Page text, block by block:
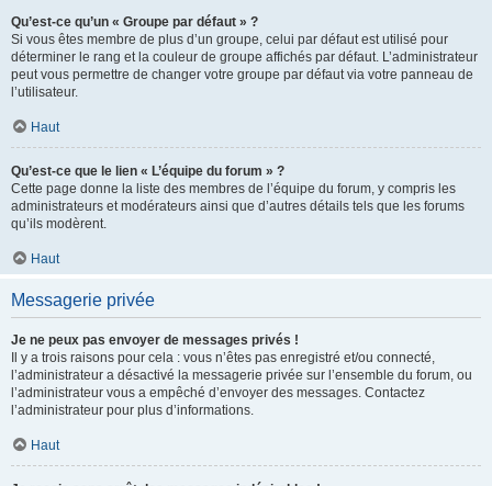
Qu’est-ce qu’un « Groupe par défaut » ?
Si vous êtes membre de plus d’un groupe, celui par défaut est utilisé pour
déterminer le rang et la couleur de groupe affichés par défaut. L’administrateur
peut vous permettre de changer votre groupe par défaut via votre panneau de
l’utilisateur.
Haut
Qu’est-ce que le lien « L’équipe du forum » ?
Cette page donne la liste des membres de l’équipe du forum, y compris les
administrateurs et modérateurs ainsi que d’autres détails tels que les forums
qu’ils modèrent.
Haut
Messagerie privée
Je ne peux pas envoyer de messages privés !
Il y a trois raisons pour cela : vous n’êtes pas enregistré et/ou connecté,
l’administrateur a désactivé la messagerie privée sur l’ensemble du forum, ou
l’administrateur vous a empêché d’envoyer des messages. Contactez
l’administrateur pour plus d’informations.
Haut